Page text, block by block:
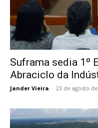
Suframa sedia 1º
Abraciclo da
Jander Vieira - 23 de agosto